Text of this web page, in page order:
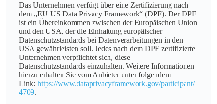
Das Unternehmen verfügt über eine Zertifizierung nach
dem „EU-US Data Privacy Framework“ (DPF). Der DPF
ist ein Übereinkommen zwischen der Europäischen Union
und den USA, der die Einhaltung europäischer
Datenschutzstandards bei Datenverarbeitungen in den
USA gewährleisten soll. Jedes nach dem DPF zertifizierte
Unternehmen verpflichtet sich, diese
Datenschutzstandards einzuhalten. Weitere Informationen
hierzu erhalten Sie vom Anbieter unter folgendem
Link: https://www.dataprivacyframework.gov/participant/
4709.